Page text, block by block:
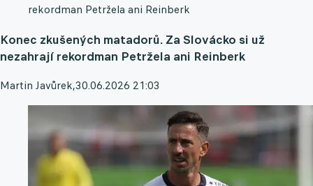
rekordman Petržela ani Reinberk
Konec zkušených matadorů. Za Slovácko si už
nezahrají rekordman Petržela ani Reinberk
Martin Javůrek,30.06.2026 21:03